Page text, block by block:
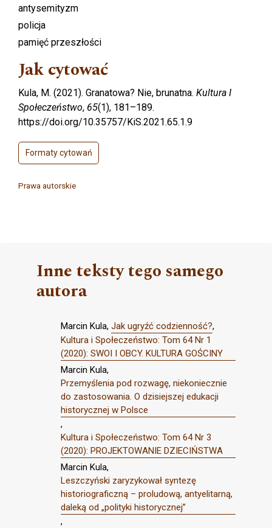
antysemityzm
policja
pamięć przeszłości
Jak cytować
Kula, M. (2021). Granatowa? Nie, brunatna. Kultura I
Społeczeństwo, 65(1), 181–189.
https://doi.org/10.35757/KiS.2021.65.1.9
Formaty cytowań
Prawa autorskie
Inne teksty tego samego
autora
Marcin Kula, Jak ugryźć codzienność?,
Kultura i Społeczeństwo: Tom 64 Nr 1
(2020): SWOI I OBCY. KULTURA GOŚCINY
Marcin Kula,
Przemyślenia pod rozwagę, niekoniecznie
do zastosowania. O dzisiejszej edukacji
historycznej w Polsce
,
Kultura i Społeczeństwo: Tom 64 Nr 3
(2020): PROJEKTOWANIE DZIECIŃSTWA
Marcin Kula,
Leszczyński zaryzykował syntezę
historiograficzną – proludową, antyelitarną,
daleką od „polityki historycznej”
,